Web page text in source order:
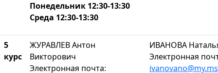
Понедельник 12:30-13:30
Среда 12:30-13:30
5
курс
ЖУРАВЛЕВ Антон
Викторович
Электронная почта:
ИВАНОВА
Электронная